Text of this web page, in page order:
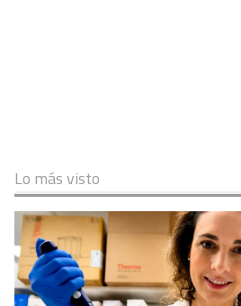
Lo más visto